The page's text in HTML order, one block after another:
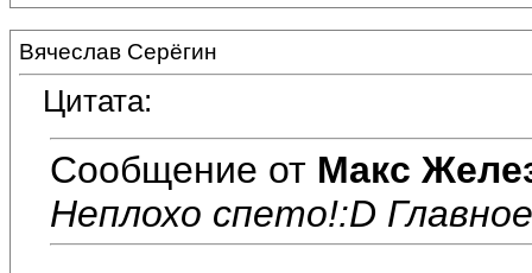
Вячеслав Серёгин
Цитата:
Сообщение от Макс
Неплохо спето!:D